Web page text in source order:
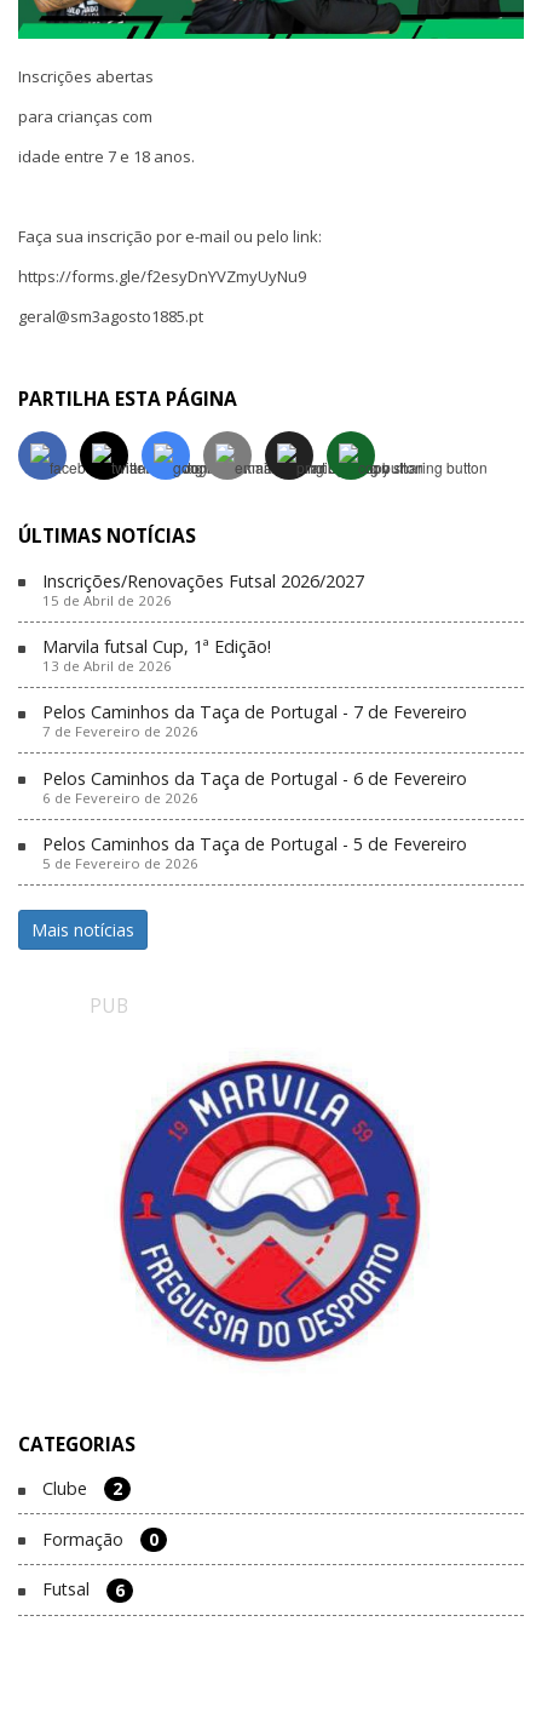
Inscrições abertas
para crianças com
idade entre 7 e 18 anos.
Faça sua inscrição por e-mail ou pelo link:
https://forms.gle/f2esyDnYVZmyUyNu9
geral@sm3agosto1885.pt
PARTILHA ESTA PÁGINA
ÚLTIMAS NOTÍCIAS
Inscrições/Renovações Futsal 2026/2027
15 de Abril de 2026
Marvila futsal Cup, 1ª Edição!
13 de Abril de 2026
Pelos Caminhos da Taça de Portugal - 7 de Fevereiro
7 de Fevereiro de 2026
Pelos Caminhos da Taça de Portugal - 6 de Fevereiro
6 de Fevereiro de 2026
Pelos Caminhos da Taça de Portugal - 5 de Fevereiro
5 de Fevereiro de 2026
Mais notícias
PUB
CATEGORIAS
Clube 2
Formação 0
Futsal 6